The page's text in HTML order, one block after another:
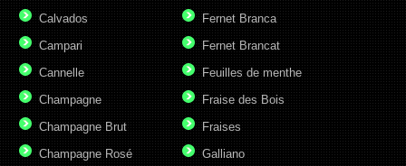
Calvados
Campari
Cannelle
Champagne
Champagne Brut
Champagne Rosé
Fernet Branca
Fernet Brancat
Feuilles de menthe
Fraise des Bois
Fraises
Galliano